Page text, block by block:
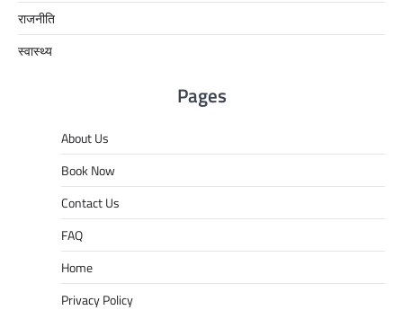
राजनीति
स्वास्थ्य
Pages
About Us
Book Now
Contact Us
FAQ
Home
Privacy Policy